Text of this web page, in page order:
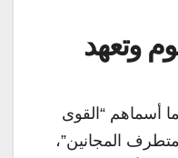
وتعهد
أسماهم “القوى
المجانين”،